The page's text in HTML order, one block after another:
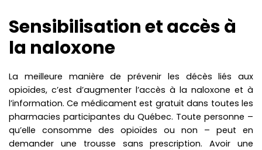
Sensibilisation et accès à
la naloxone
La meilleure manière de prévenir les décès liés aux
opioïdes, c’est d’augmenter l’accès à la naloxone et à
l’information. Ce médicament est gratuit dans toutes les
pharmacies participantes du Québec. Toute personne –
qu’elle consomme des opioïdes ou non – peut en
demander une trousse sans prescription. Avoir une